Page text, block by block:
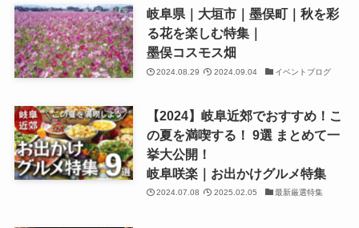
岐阜県｜大垣市｜墨俣町｜秋を彩
る花を楽しむ特集｜
墨俣コスモス畑
2024.08.29 2024.09.04 イベントブログ
【2024】岐阜近郊でおすすめ！こ
の夏を満喫する！ 9選 まとめて一
挙大公開！
岐阜咲楽｜お出かけグルメ特集
2024.07.08 2025.02.05 最新厳選特集